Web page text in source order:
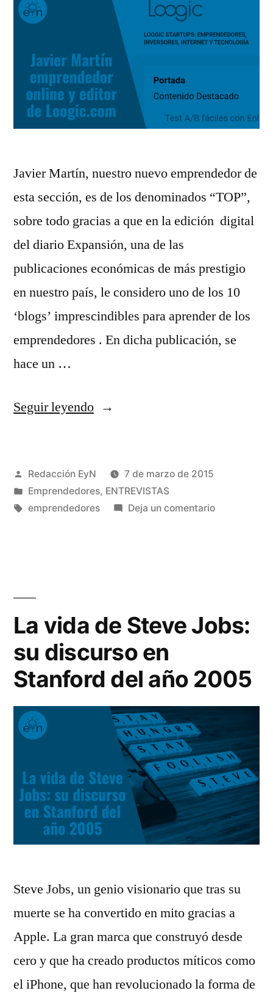
Javier Martín, nuestro nuevo emprendedor de
esta sección, es de los denominados “TOP”,
sobre todo gracias a que en la edición digital
del diario Expansión, una de las
publicaciones económicas de más prestigio
en nuestro país, le considero uno de los 10
‘blogs’ imprescindibles para aprender de los
emprendedores . En dicha publicación, se
hace un …
Seguir leyendo«Javier
online
y
Publicado
por
Redacción EyN
7 de marzo de 2015
Publicado
en
Emprendedores, ENTREVISTAS
Etiquetas:
emprendedores Deja un comentarioen
de
La vida de Steve Jobs:
su discurso en
Stanford del año 2005
Steve Jobs, un genio visionario que tras su
muerte se ha convertido en mito gracias a
Apple. La gran marca que construyó desde
cero y que ha creado productos míticos como
el iPhone, que han revolucionado la forma de